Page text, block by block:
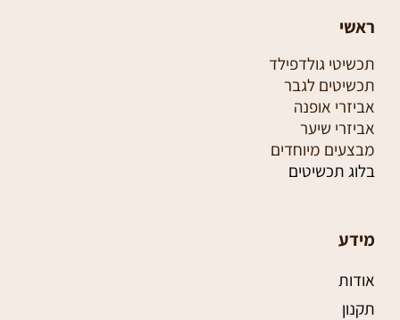
ראשי
תכשיטי גולדפילד
תכשיטים לגבר
אביזרי אופנה
אביזרי שיער
מבצעים מיוחדים
בלוג תכשיטים
מידע
אודות
תקנון